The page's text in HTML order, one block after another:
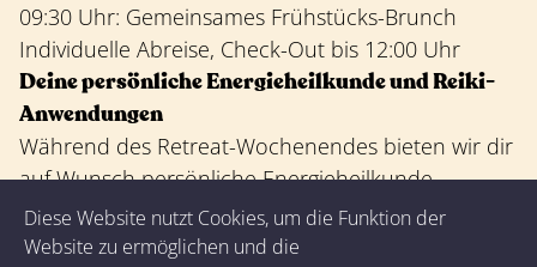
Diese Website nutzt Cookies, um die Funktion der
Website zu ermöglichen und die
09:30 Uhr: Gemeinsames Frühstücks-Brunch
Individuelle Abreise, Check-Out bis 12:00 Uhr
Deine persönliche Energieheilkunde und Reiki-
Anwendungen
Während des Retreat-Wochenendes bieten wir dir
auf Wunsch persönliche Energieheilkunde-
Anwendungen an, um dich in deiner inneren und
äußeren Balance zu stärken. Durch Techniken wie